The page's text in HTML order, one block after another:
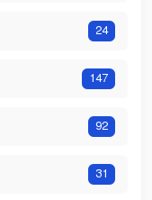
24
147
92
31